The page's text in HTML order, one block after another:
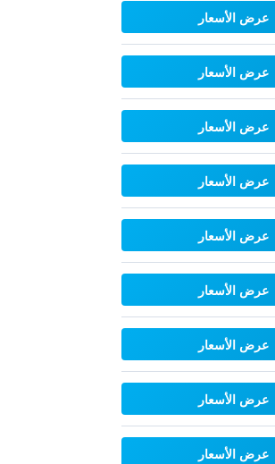
عرض الأسعار
عرض الأسعار
عرض الأسعار
عرض الأسعار
عرض الأسعار
عرض الأسعار
عرض الأسعار
عرض الأسعار
عرض الأسعار